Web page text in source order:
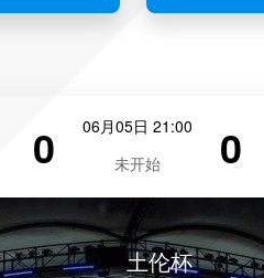
0
06月05日 21:00
未开始
0
土伦杯